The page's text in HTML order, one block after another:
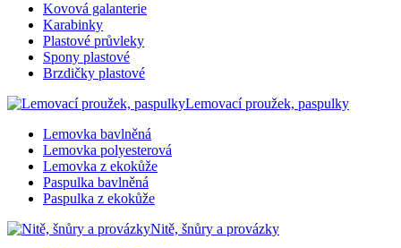
Kovová galanterie
Karabinky
Plastové průvleky
Spony plastové
Brzdičky plastové
Lemovací proužek, paspulky
Lemovka bavlněná
Lemovka polyesterová
Lemovka z ekokůže
Paspulka bavlněná
Paspulka z ekokůže
Nitě, šnůry a provázky